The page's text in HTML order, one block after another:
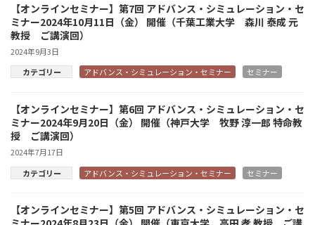
【オンラインセミナー】第7回 アドバンス・シミュレーション・セ
ミナー2024年10月11日（金） 開催（千葉工業大学 森川 泰成 元
教授 ご講演回）
2024年9月3日
カテゴリー
アドバンス・シミュレーション・セミナー セミナー
【オンラインセミナー】第6回 アドバンス・シミュレーション・セ
ミナー2024年9月20日（金） 開催（神戸大学 牧野 淳一郎 特命教
授 ご講演回）
2024年7月17日
カテゴリー
アドバンス・シミュレーション・セミナー セミナー
【オンラインセミナー】第5回 アドバンス・シミュレーション・セ